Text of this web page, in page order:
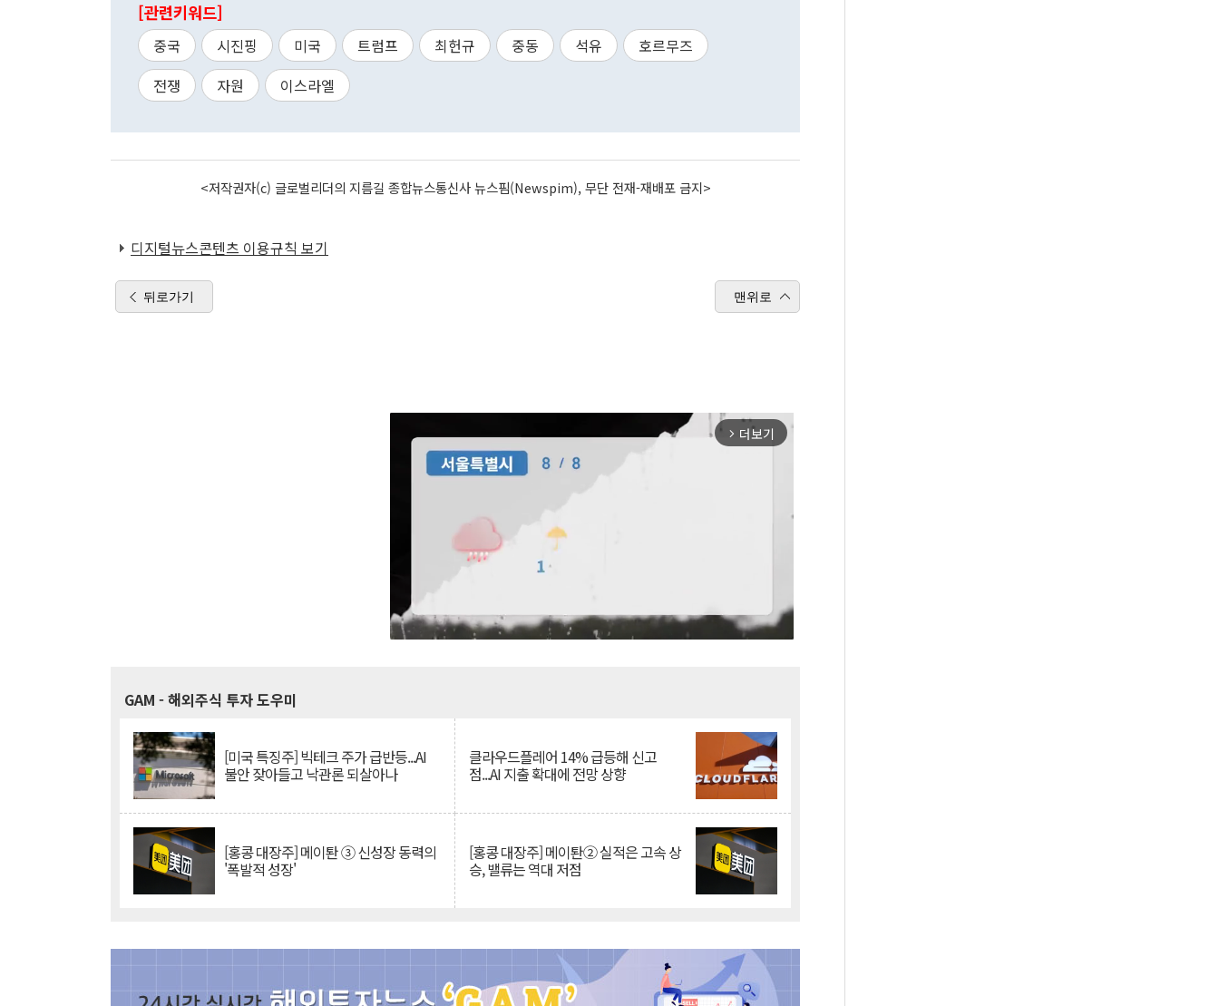
[관련키워드]
중국 시진핑 미국 트럼프 최헌규 중동 석유
호르무즈
전쟁
자원 이스라엘
<저작권자(c) 글로벌리더의 지름길 종합뉴스통신사 뉴스핌(Newspim), 무단 전재-재배포 금지>
디지털뉴스콘텐츠 이용규칙 보기
뒤로가기 맨위로
arrow_forward_ios 더보기
GAM - 해외주식 투자 도우미
[미국 특징주] 빅테크 주가 급반등...AI
불안 잦아들고 낙관론 되살아나
클라우드플레어 14% 급등해 신고
점...AI 지출 확대에 전망 상향
[홍콩 대장주] 메이퇀 ③ 신성장 동력의
'폭발적 성장'
[홍콩 대장주] 메이퇀② 실적은 고속 상
승, 밸류는 역대 저점